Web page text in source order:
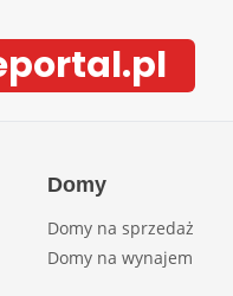
Domy
Domy na sprzedaż
Domy na wynajem